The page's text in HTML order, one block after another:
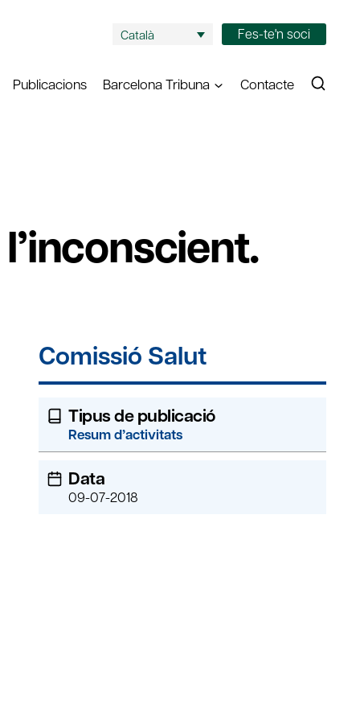
Català Fes-te'n soci
Publicacions Barcelona Tribuna Contacte
Comissió Salut
Tipus de publicació
Resum d’activitats
Data
09-07-2018